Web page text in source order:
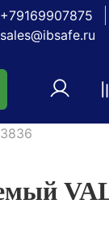
+79169907875
sales@ibsafe.ru